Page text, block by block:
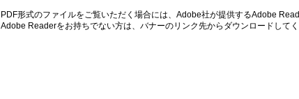
PDF形式のファイルをご覧いただく場合には、Adobe社が提供するAdobe
Adobe Readerをお持ちでない方は、バナーのリンク先からダウンロードしてく